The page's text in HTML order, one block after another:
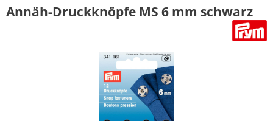
Annäh-Druckknöpfe MS 6 mm schwarz